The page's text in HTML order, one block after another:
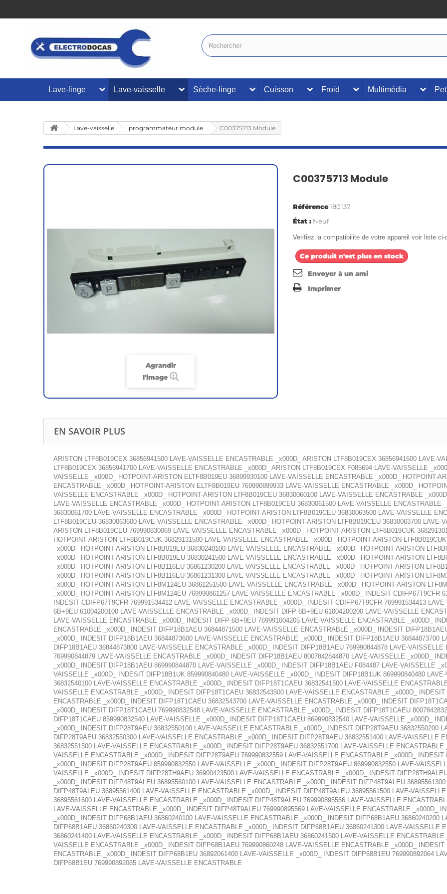
Lave-linge Lave-vaisselle Sèche-linge Cuisson Froid Multimédia
Lave-vaisselle programmateur module C00375713 Module
Agrandir
l'image
C00375713 Module
Référence180137
État : Neuf
Verifiez la compatibilite de votre appareil voir liste ci-
Ce produit n'est plus en stock
Envoyer à un ami
Imprimer
EN SAVOIR PLUS
ARISTON LTF8B019CEX 36856941500 LAVE-VAISSELLE ENCASTRABLE _x000D_ ARISTON LTF8B019CEX 36856941600 LAVE-
LTF8B019CEX 36856941700 LAVE-VAISSELLE ENCASTRABLE _x000D_ ARISTON LTF8B019CEX F085694 LAVE-VAISSELLE
VAISSELLE _x000D_ HOTPOINT-ARISTON ELTF8B019EU 36899930100 LAVE-VAISSELLE ENCASTRABLE _x000D_ HOTPOINT-
ENCASTRABLE _x000D_ HOTPOINT-ARISTON ELTF8B019EU 769990899933 LAVE-VAISSELLE ENCASTRABLE _x000D_
VAISSELLE ENCASTRABLE _x000D_ HOTPOINT-ARISTON LTF8B019CEU 36830060100 LAVE-VAISSELLE ENCASTRABLE
LAVE-VAISSELLE ENCASTRABLE _x000D_ HOTPOINT-ARISTON LTF8B019CEU 36830061500 LAVE-VAISSELLE ENCASTRABLE
36830061700 LAVE-VAISSELLE ENCASTRABLE _x000D_ HOTPOINT-ARISTON LTF8B019CEU 36830063500 LAVE-VAISSELLE
LTF8B019CEU 36830063600 LAVE-VAISSELLE ENCASTRABLE _x000D_ HOTPOINT-ARISTON LTF8B019CEU 36830063700
ARISTON LTF8B019CEU 769990830069 LAVE-VAISSELLE ENCASTRABLE _x000D_ HOTPOINT-ARISTON LTF8B019CUK
HOTPOINT-ARISTON LTF8B019CUK 36829131500 LAVE-VAISSELLE ENCASTRABLE _x000D_ HOTPOINT-ARISTON
_x000D_ HOTPOINT-ARISTON LTF8B019EU 36830240100 LAVE-VAISSELLE ENCASTRABLE _x000D_ HOTPOINT-ARISTON
_x000D_ HOTPOINT-ARISTON LTF8B019EU 36830241500 LAVE-VAISSELLE ENCASTRABLE _x000D_ HOTPOINT-ARISTON
_x000D_ HOTPOINT-ARISTON LTF8B116EU 36861230200 LAVE-VAISSELLE ENCASTRABLE _x000D_ HOTPOINT-ARISTON
_x000D_ HOTPOINT-ARISTON LTF8B116EU 36861231300 LAVE-VAISSELLE ENCASTRABLE _x000D_ HOTPOINT-ARISTON
_x000D_ HOTPOINT-ARISTON LTF8M124EU 36861251500 LAVE-VAISSELLE ENCASTRABLE _x000D_ HOTPOINT-ARISTON
_x000D_ HOTPOINT-ARISTON LTF8M124EU 769990861257 LAVE-VAISSELLE ENCASTRABLE _x000D_ INDESIT CDIFP67T9CFR
INDESIT CDIFP67T9CFR 769991534412 LAVE-VAISSELLE ENCASTRABLE _x000D_ INDESIT CDIFP67T9CFR 769991534413
6B+9EU 61004200100 LAVE-VAISSELLE ENCASTRABLE _x000D_ INDESIT DIFP 6B+9EU 61004200200 LAVE-VAISSELLE
LAVE-VAISSELLE ENCASTRABLE _x000D_ INDESIT DIFP 6B+9EU 769991004205 LAVE-VAISSELLE ENCASTRABLE _x000D_
ENCASTRABLE _x000D_ INDESIT DIFP18B1AEU 36844871500 LAVE-VAISSELLE ENCASTRABLE _x000D_ INDESIT
_x000D_ INDESIT DIFP18B1AEU 36844873600 LAVE-VAISSELLE ENCASTRABLE _x000D_ INDESIT DIFP18B1AEU 36844873700
DIFP18B1AEU 36844873800 LAVE-VAISSELLE ENCASTRABLE _x000D_ INDESIT DIFP18B1AEU 769990844878 LAVE-
769990844879 LAVE-VAISSELLE ENCASTRABLE _x000D_ INDESIT DIFP18B1AEU 8007842844870 LAVE-VAISSELLE _x000D_
_x000D_ INDESIT DIFP18B1AEU 869990844870 LAVE-VAISSELLE _x000D_ INDESIT DIFP18B1AEU F084487 LAVE-VAISSELLE
VAISSELLE _x000D_ INDESIT DIFP18B1UK 859990840480 LAVE-VAISSELLE _x000D_ INDESIT DIFP18B1UK 869990840480
36832540100 LAVE-VAISSELLE ENCASTRABLE _x000D_ INDESIT DIFP18T1CAEU 36832541500 LAVE-VAISSELLE
VAISSELLE ENCASTRABLE _x000D_ INDESIT DIFP18T1CAEU 36832543500 LAVE-VAISSELLE ENCASTRABLE _x000D_
ENCASTRABLE _x000D_ INDESIT DIFP18T1CAEU 36832543700 LAVE-VAISSELLE ENCASTRABLE _x000D_ INDESIT
_x000D_ INDESIT DIFP18T1CAEU 769990832548 LAVE-VAISSELLE ENCASTRABLE _x000D_ INDESIT DIFP18T1CAEU
DIFP18T1CAEU 859990832540 LAVE-VAISSELLE _x000D_ INDESIT DIFP18T1CAEU 869990832540 LAVE-VAISSELLE _x000D_
_x000D_ INDESIT DIFP28T9AEU 36832550100 LAVE-VAISSELLE ENCASTRABLE _x000D_ INDESIT DIFP28T9AEU 36832550200
DIFP28T9AEU 36832550300 LAVE-VAISSELLE ENCASTRABLE _x000D_ INDESIT DIFP28T9AEU 36832551400 LAVE-VAISSELLE
36832551500 LAVE-VAISSELLE ENCASTRABLE _x000D_ INDESIT DIFP28T9AEU 36832551700 LAVE-VAISSELLE
VAISSELLE ENCASTRABLE _x000D_ INDESIT DIFP28T9AEU 769990832559 LAVE-VAISSELLE ENCASTRABLE _x000D_
_x000D_ INDESIT DIFP28T9AEU 859990832550 LAVE-VAISSELLE _x000D_ INDESIT DIFP28T9AEU 869990832550 LAVE-
VAISSELLE _x000D_ INDESIT DIFP28TH9AEU 36900423500 LAVE-VAISSELLE ENCASTRABLE _x000D_ INDESIT
_x000D_ INDESIT DIFP48T9ALEU 36895560100 LAVE-VAISSELLE ENCASTRABLE _x000D_ INDESIT DIFP48T9ALEU
DIFP48T9ALEU 36895561400 LAVE-VAISSELLE ENCASTRABLE _x000D_ INDESIT DIFP48T9ALEU 36895561500 LAVE-
36895561600 LAVE-VAISSELLE ENCASTRABLE _x000D_ INDESIT DIFP48T9ALEU 769990895566 LAVE-VAISSELLE
LAVE-VAISSELLE ENCASTRABLE _x000D_ INDESIT DIFP48T9ALEU 769990895569 LAVE-VAISSELLE ENCASTRABLE _x000D_
_x000D_ INDESIT DIFP68B1AEU 36860240100 LAVE-VAISSELLE ENCASTRABLE _x000D_ INDESIT DIFP68B1AEU 36860240200
DIFP68B1AEU 36860240300 LAVE-VAISSELLE ENCASTRABLE _x000D_ INDESIT DIFP68B1AEU 36860241300 LAVE-VAISSELLE
36860241400 LAVE-VAISSELLE ENCASTRABLE _x000D_ INDESIT DIFP68B1AEU 36860241500 LAVE-VAISSELLE
VAISSELLE ENCASTRABLE _x000D_ INDESIT DIFP68B1AEU 769990860248 LAVE-VAISSELLE ENCASTRABLE _x000D_
ENCASTRABLE _x000D_ INDESIT DIFP68B1EU 36892061400 LAVE-VAISSELLE _x000D_ INDESIT DIFP68B1EU 769990892064
DIFP68B1EU 769990892065 LAVE-VAISSELLE ENCASTRABLE